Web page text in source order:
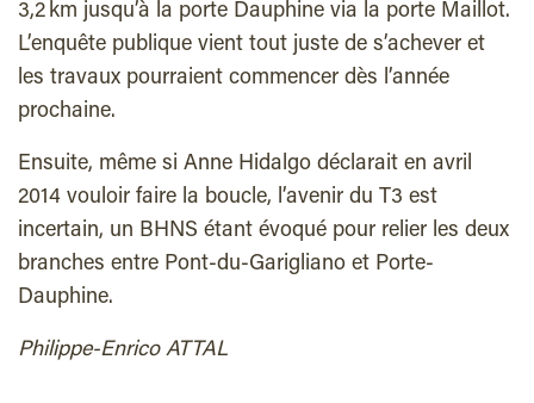
3,2 km jusqu’à la porte Dauphine via la porte Maillot.
L’enquête publique vient tout juste de s’achever et
les travaux pourraient commencer dès l’année
prochaine.
Ensuite, même si Anne Hidalgo déclarait en avril
2014 vouloir faire la boucle, l’avenir du T3 est
incertain, un BHNS étant évoqué pour relier les deux
branches entre Pont-du-Garigliano et Porte-
Dauphine.
Philippe-Enrico ATTAL